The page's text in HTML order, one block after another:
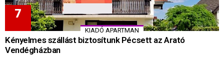
KIADÓ APARTMAN
Kényelmes szállást biztosítunk Pécsett az Arató
Vendégházban